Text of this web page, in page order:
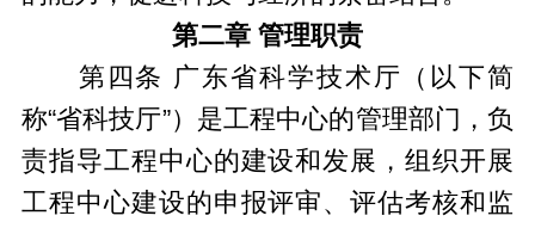
第二章 管理职责
第四条 广东省科学技术厅（以下简
称“省科技厅”）是工程中心的管理部门，负
责指导工程中心的建设和发展，组织开展
工程中心建设的申报评审、评估考核和监